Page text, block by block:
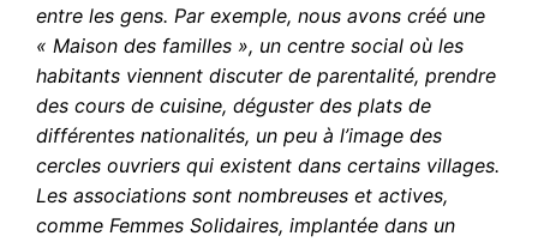
entre les gens. Par exemple, nous avons créé une
« Maison des familles », un centre social où les
habitants viennent discuter de parentalité, prendre
des cours de cuisine, déguster des plats de
différentes nationalités, un peu à l’image des
cercles ouvriers qui existent dans certains villages.
Les associations sont nombreuses et actives,
comme Femmes Solidaires, implantée dans un